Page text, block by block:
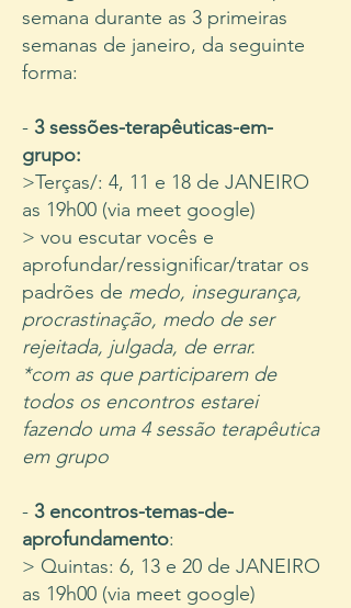
semana durante as 3 primeiras
semanas de janeiro, da seguinte
forma:
- 3 sessões-terapêuticas-em-
grupo:
>Terças/: 4, 11 e 18 de JANEIRO
as 19h00 (via meet google)
> vou escutar vocês e
aprofundar/ressignificar/tratar os
padrões de medo, insegurança,
procrastinação, medo de ser
rejeitada, julgada, de errar.
*com as que participarem de
todos os encontros estarei
fazendo uma 4 sessão terapêutica
em grupo
- 3 encontros-temas-de-
aprofundamento:
> Quintas: 6, 13 e 20 de JANEIRO
as 19h00 (via meet google)